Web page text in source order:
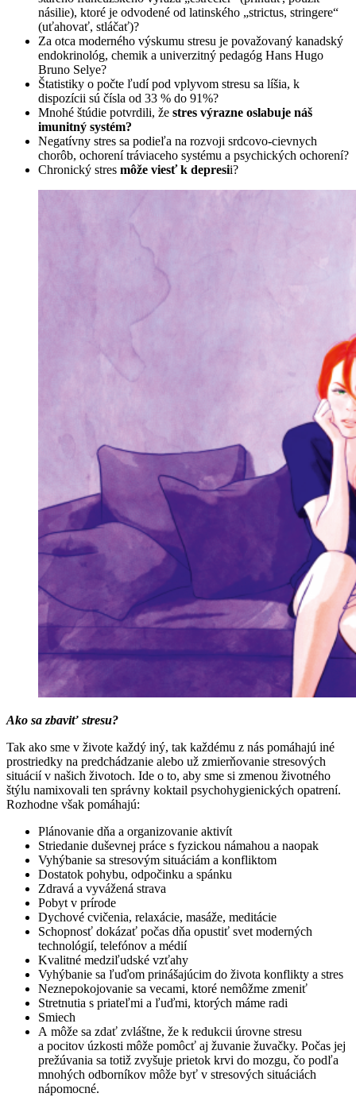
násilie), ktoré je odvodené od latinského „strictus, stringere“
(uťahovať, stláčať)?
Za otca moderného výskumu stresu je považovaný kanadský
endokrinológ, chemik a univerzitný pedagóg Hans Hugo
Bruno Selye?
Štatistiky o počte ľudí pod vplyvom stresu sa líšia, k
dispozícii sú čísla od 33 % do 91%?
Mnohé štúdie potvrdili, že stres výrazne oslabuje náš
imunitný systém?
Negatívny stres sa podieľa na rozvoji srdcovo-cievnych
chorôb, ochorení tráviaceho systému a psychických ochorení?
Chronický stres môže viesť k depresii?
Ako sa zbaviť stresu?
Tak ako sme v živote každý iný, tak každému z nás pomáhajú iné
prostriedky na predchádzanie alebo už zmierňovanie stresových
situácií v našich životoch. Ide o to, aby sme si zmenou životného
štýlu namixovali ten správny koktail psychohygienických opatrení.
Rozhodne však pomáhajú:
Plánovanie dňa a organizovanie aktivít
Striedanie duševnej práce s fyzickou námahou a naopak
Vyhýbanie sa stresovým situáciám a konfliktom
Dostatok pohybu, odpočinku a spánku
Zdravá a vyvážená strava
Pobyt v prírode
Dychové cvičenia, relaxácie, masáže, meditácie
Schopnosť dokázať počas dňa opustiť svet moderných
technológií, telefónov a médií
Kvalitné medziľudské vzťahy
Vyhýbanie sa ľuďom prinášajúcim do života konflikty a stres
Neznepokojovanie sa vecami, ktoré nemôžme zmeniť
Stretnutia s priateľmi a ľuďmi, ktorých máme radi
Smiech
A môže sa zdať zvláštne, že k redukcii úrovne stresu
a pocitov úzkosti môže pomôcť aj žuvanie žuvačky. Počas jej
prežúvania sa totiž zvyšuje prietok krvi do mozgu, čo podľa
mnohých odborníkov môže byť v stresových situáciách
nápomocné.